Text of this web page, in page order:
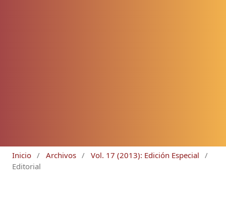
Inicio / Archivos / Vol. 17 (2013): Edición Especial
/
Editorial